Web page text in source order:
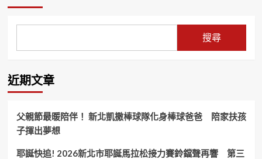
搜尋
近期文章
父親節最暖陪伴！ 新北凱撒棒球隊化身棒球爸爸 陪家扶孩
子揮出夢想
耶誕快追! 2026新北市耶誕馬拉松接力賽鈴鐺聲再響 第三